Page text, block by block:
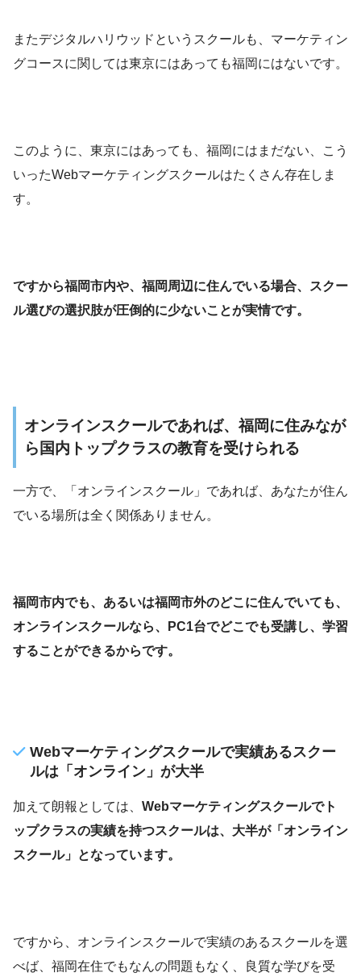
またデジタルハリウッドというスクールも、マーケティン
グコースに関しては東京にはあっても福岡にはないです。
このように、東京にはあっても、福岡にはまだない、こう
いったWebマーケティングスクールはたくさん存在しま
す。
ですから福岡市内や、福岡周辺に住んでいる場合、スクー
ル選びの選択肢が圧倒的に少ないことが実情です。
オンラインスクールであれば、福岡に住みなが
ら国内トップクラスの教育を受けられる
一方で、「オンラインスクール」であれば、あなたが住ん
でいる場所は全く関係ありません。
福岡市内でも、あるいは福岡市外のどこに住んでいても、
オンラインスクールなら、PC1台でどこでも受講し、学習
することができるからです。
Webマーケティングスクールで実績あるスクー
ルは「オンライン」が大半
加えて朗報としては、 Webマーケティングスクールでト
ップクラスの実績を持つスクールは、大半が「オンライン
スクール」となっています。
ですから、オンラインスクールで実績のあるスクールを選
べば、福岡在住でもなんの問題もなく、良質な学びを受